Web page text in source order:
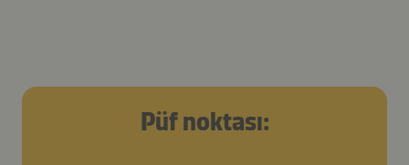
Püf noktası: